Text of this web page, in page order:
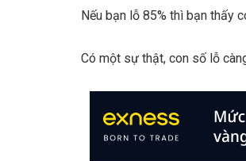
Nếu bạn lỗ 85% thì bạn thấy
Có một sự thật, con số lỗ